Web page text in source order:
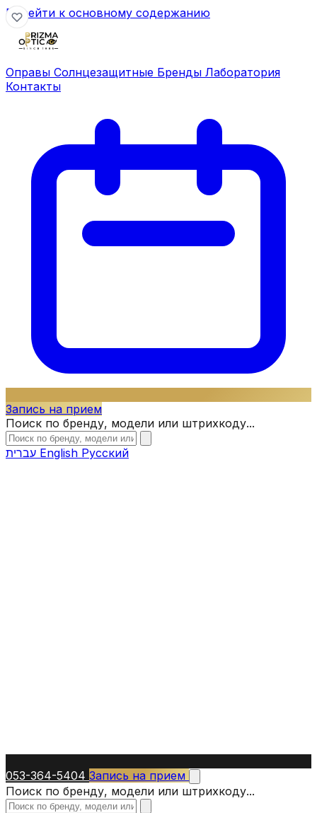
Перейти к основному содержанию
Оправы Солнцезащитные Бренды Лаборатория
Контакты
Запись на прием
Поиск по бренду, модели или штрихкоду...
English Русский
053-364-5404 Запись на прием
Поиск по бренду, модели или штрихкоду...